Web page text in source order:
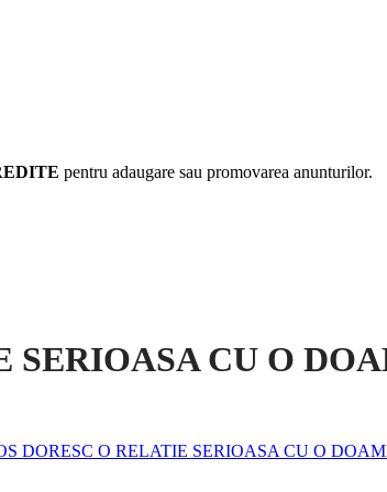
pentru adaugare sau promovarea anunturilor.
SERIOASA CU O